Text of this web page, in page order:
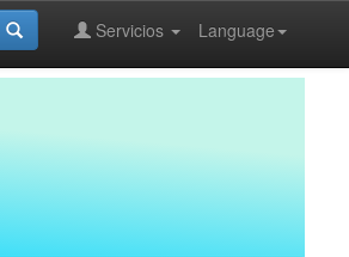
Language
Servicios